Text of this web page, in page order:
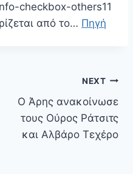
checkbox-others11
από το… Πηγή
NEXT
Ο Άρης ανακοίνωσε
τους Ούρος Ράτσιτς
και Αλβάρο Τεχέρο